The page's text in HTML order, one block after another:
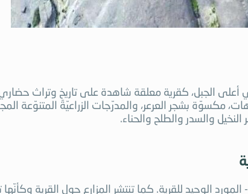
أعلى الجبل، كقرية معلقة شاهدة على تاريخٍ وتراث
مكسوّة بشجر العرعر، والمدرّجات الزراعيّة المتنوّعة
والسدر والطلح والحناء.